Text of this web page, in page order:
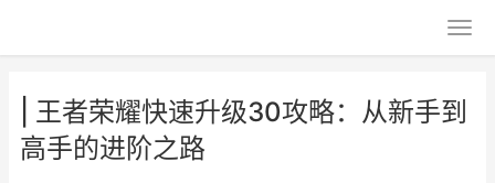
| 王者荣耀快速升级30攻略：从新手到
高手的进阶之路